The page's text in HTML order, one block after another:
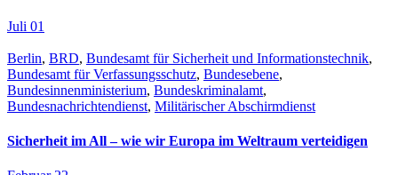
Juli 01
Berlin, BRD, Bundesamt für Sicherheit und Informationstechnik,
Bundesamt für Verfassungsschutz, Bundesebene,
Bundesinnenministerium, Bundeskriminalamt,
Bundesnachrichtendienst, Militärischer Abschirmdienst
Sicherheit im All – wie wir Europa im Weltraum verteidigen